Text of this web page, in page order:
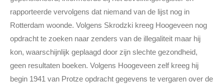
rapporteerde vervolgens dat niemand van de lijst nog in
Rotterdam woonde. Volgens Skrodzki kreeg Hoogeveen nog
opdracht te zoeken naar zenders van de illegaliteit maar hij
kon, waarschijnlijk geplaagd door zijn slechte gezondheid,
geen resultaten boeken. Volgens Hoogeveen zelf kreeg hij
begin 1941 van Protze opdracht gegevens te vergaren over de